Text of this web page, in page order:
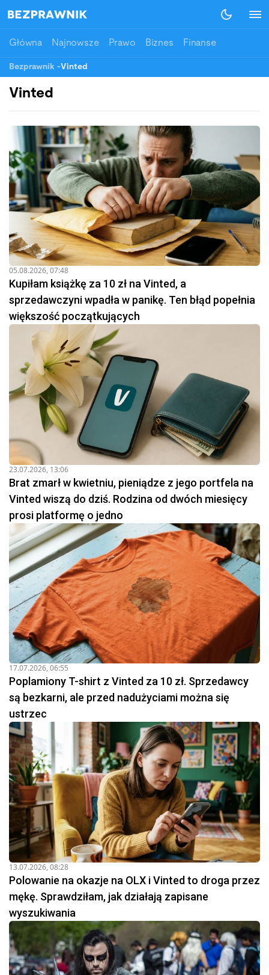
Główna Najnowsze Prawo Biznes Finanse
Bezprawnik -Vinted
Vinted
05.08.2026, 07:48
Kupiłam książkę za 10 zł na Vinted, a
sprzedawczyni wpadła w panikę. Ten błąd popełnia
większość początkujących
23.07.2026, 13:06
Brat zmarł w kwietniu, pieniądze z jego portfela na
Vinted wiszą do dziś. Rodzina od dwóch miesięcy
prosi platformę o jedno
17.07.2026, 06:55
Poplamiony T-shirt z Vinted za 10 zł. Sprzedawcy
są bezkarni, ale przed nadużyciami można się
ustrzec
13.07.2026, 08:28
Polowanie na okazje na OLX i Vinted to droga przez
mękę. Sprawdziłam, jak działają zapisane
wyszukiwania